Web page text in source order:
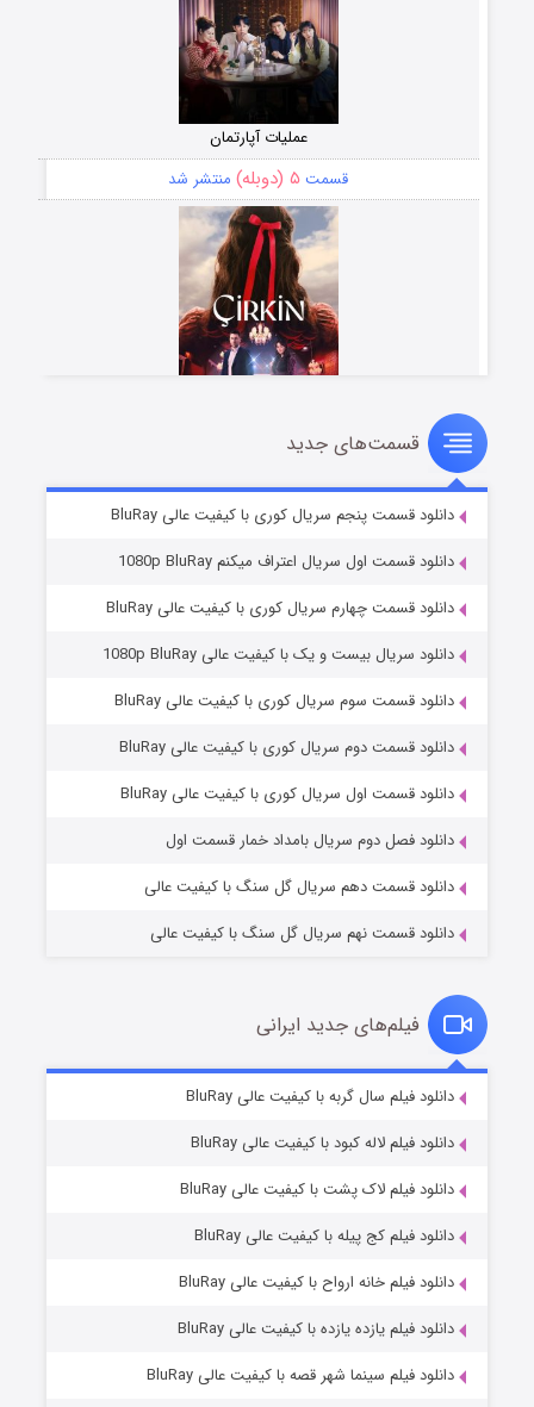
عملیات آپارتمان
قسمت ۵ (دوبله) منتشر شد
سریال زشت
قسمت۲ (زیرنویس) منتشر شد
مردگان متحرک: شهر مرده ۳
قسمت۲ (زیرنویس) منتشر شد
قسمت۷ (زیرنویس) منتشر شد
قسمت‌های جدید
دانلود قسمت پنجم سریال کوری با کیفیت عالی BluRay
دانلود قسمت اول سریال اعتراف میکنم 1080p BluRay
دانلود قسمت چهارم سریال کوری با کیفیت عالی BluRay
دانلود سریال بیست و یک با کیفیت عالی 1080p BluRay
دانلود قسمت سوم سریال کوری با کیفیت عالی BluRay
دانلود قسمت دوم سریال کوری با کیفیت عالی BluRay
دانلود قسمت اول سریال کوری با کیفیت عالی BluRay
دانلود فصل دوم سریال بامداد خمار قسمت اول
دانلود قسمت دهم سریال گل سنگ با کیفیت عالی
دانلود قسمت نهم سریال گل سنگ با کیفیت عالی
فیلم‌های جدید ایرانی
دانلود فیلم سال گربه با کیفیت عالی BluRay
دانلود فیلم لاله کبود با کیفیت عالی BluRay
دانلود فیلم لاک پشت با کیفیت عالی BluRay
دانلود فیلم کج‌ پیله با کیفیت عالی BluRay
دانلود فیلم خانه ارواح با کیفیت عالی BluRay
دانلود فیلم یازده یازده با کیفیت عالی BluRay
دانلود فیلم سینما شهر قصه با کیفیت عالی BluRay